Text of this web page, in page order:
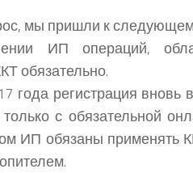
мы пришли к
ИП операций,
обязательно.
года регистрация вновь
с обязательной
ИП обязаны применять